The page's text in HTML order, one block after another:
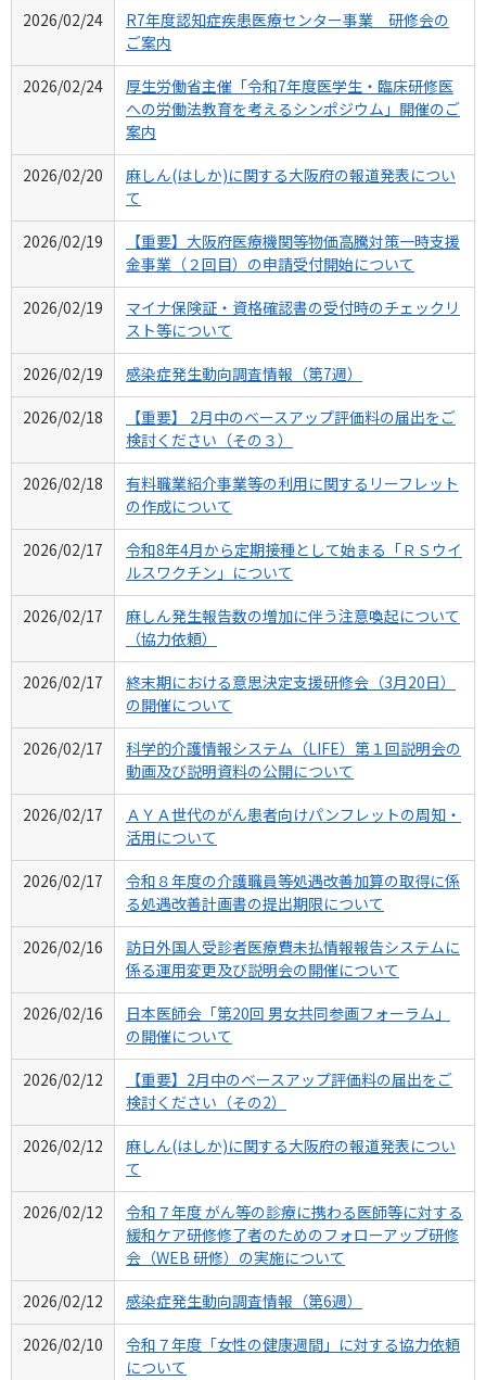
2026/02/24
R7年度認知症疾患医療センター事業 研修会の
ご案内
2026/02/24
厚生労働省主催「令和7年度医学生・臨床研修医
への労働法教育を考えるシンポジウム」開催のご
案内
2026/02/20
麻しん(はしか)に関する大阪府の報道発表につい
て
2026/02/19
【重要】大阪府医療機関等物価高騰対策一時支援
金事業（２回目）の申請受付開始について
2026/02/19
マイナ保険証・資格確認書の受付時のチェックリ
スト等について
2026/02/19
感染症発生動向調査情報（第7週）
2026/02/18
【重要】 2月中のベースアップ評価料の届出をご
検討ください（その３）
2026/02/18
有料職業紹介事業等の利用に関するリーフレット
の作成について
2026/02/17
令和8年4月から定期接種として始まる「ＲＳウイ
ルスワクチン」について
2026/02/17
麻しん発生報告数の増加に伴う注意喚起について
（協力依頼）
2026/02/17
終末期における意思決定支援研修会（3月20日）
の開催について
2026/02/17
科学的介護情報システム（LIFE）第１回説明会の
動画及び説明資料の公開について
2026/02/17
ＡＹＡ世代のがん患者向けパンフレットの周知・
活用について
2026/02/17
令和８年度の介護職員等処遇改善加算の取得に係
る処遇改善計画書の提出期限について
2026/02/16
訪日外国人受診者医療費未払情報報告システムに
係る運用変更及び説明会の開催について
2026/02/16
日本医師会「第20回 男女共同参画フォーラム」
の開催について
2026/02/12
【重要】2月中のベースアップ評価料の届出をご
検討ください（その2）
2026/02/12
麻しん(はしか)に関する大阪府の報道発表につい
て
2026/02/12
令和７年度 がん等の診療に携わる医師等に対する
緩和ケア研修修了者のためのフォローアップ研修
会（WEB 研修）の実施について
2026/02/12
感染症発生動向調査情報（第6週）
2026/02/10
令和７年度「女性の健康週間」に対する協力依頼
について